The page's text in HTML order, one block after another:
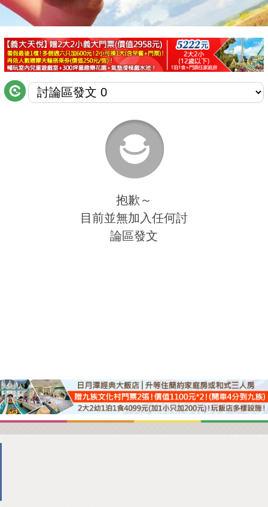
推薦景點
討論區
聯絡我們
抱歉～
目前並無加入任何討
論區發文